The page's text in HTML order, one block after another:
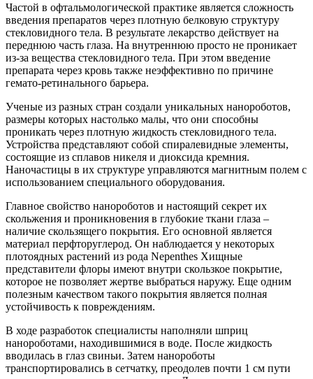
Частой в офтальмологической практике является сложность
введения препаратов через плотную белковую структуру
стекловидного тела. В результате лекарство действует на
переднюю часть глаза. На внутреннюю просто не проникает
из-за вещества стекловидного тела. При этом введение
препарата через кровь также неэффективно по причине
гемато-ретинального барьера.
Ученые из разных стран создали уникальных нанороботов,
размеры которых настолько малы, что они способны
проникать через плотную жидкость стекловидного тела.
Устройства представляют собой спиралевидные элементы,
состоящие из сплавов никеля и диоксида кремния.
Наночастицы в их структуре управляются магнитным полем с
использованием специального оборудования.
Главное свойство нанороботов и настоящий секрет их
скольжения и проникновения в глубокие ткани глаза –
наличие скользящего покрытия. Его основной является
материал перфторуглерод. Он наблюдается у некоторых
плотоядных растений из рода Nepenthes Хищные
представители флоры имеют внутри скользкое покрытие,
которое не позволяет жертве выбраться наружу. Еще одним
полезным качеством такого покрытия является полная
устойчивость к повреждениям.
В ходе разработок специалисты наполняли шприц
нанороботами, находившимися в воде. После жидкость
вводилась в глаз свиньи. Затем нанороботы
транспортировались в сетчатку, преодолев почти 1 см пути